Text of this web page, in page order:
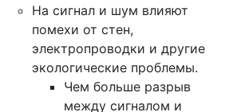
На сигнал и шум влияют
помехи от стен,
электропроводки и другие
экологические проблемы.
Чем больше разрыв
между сигналом и